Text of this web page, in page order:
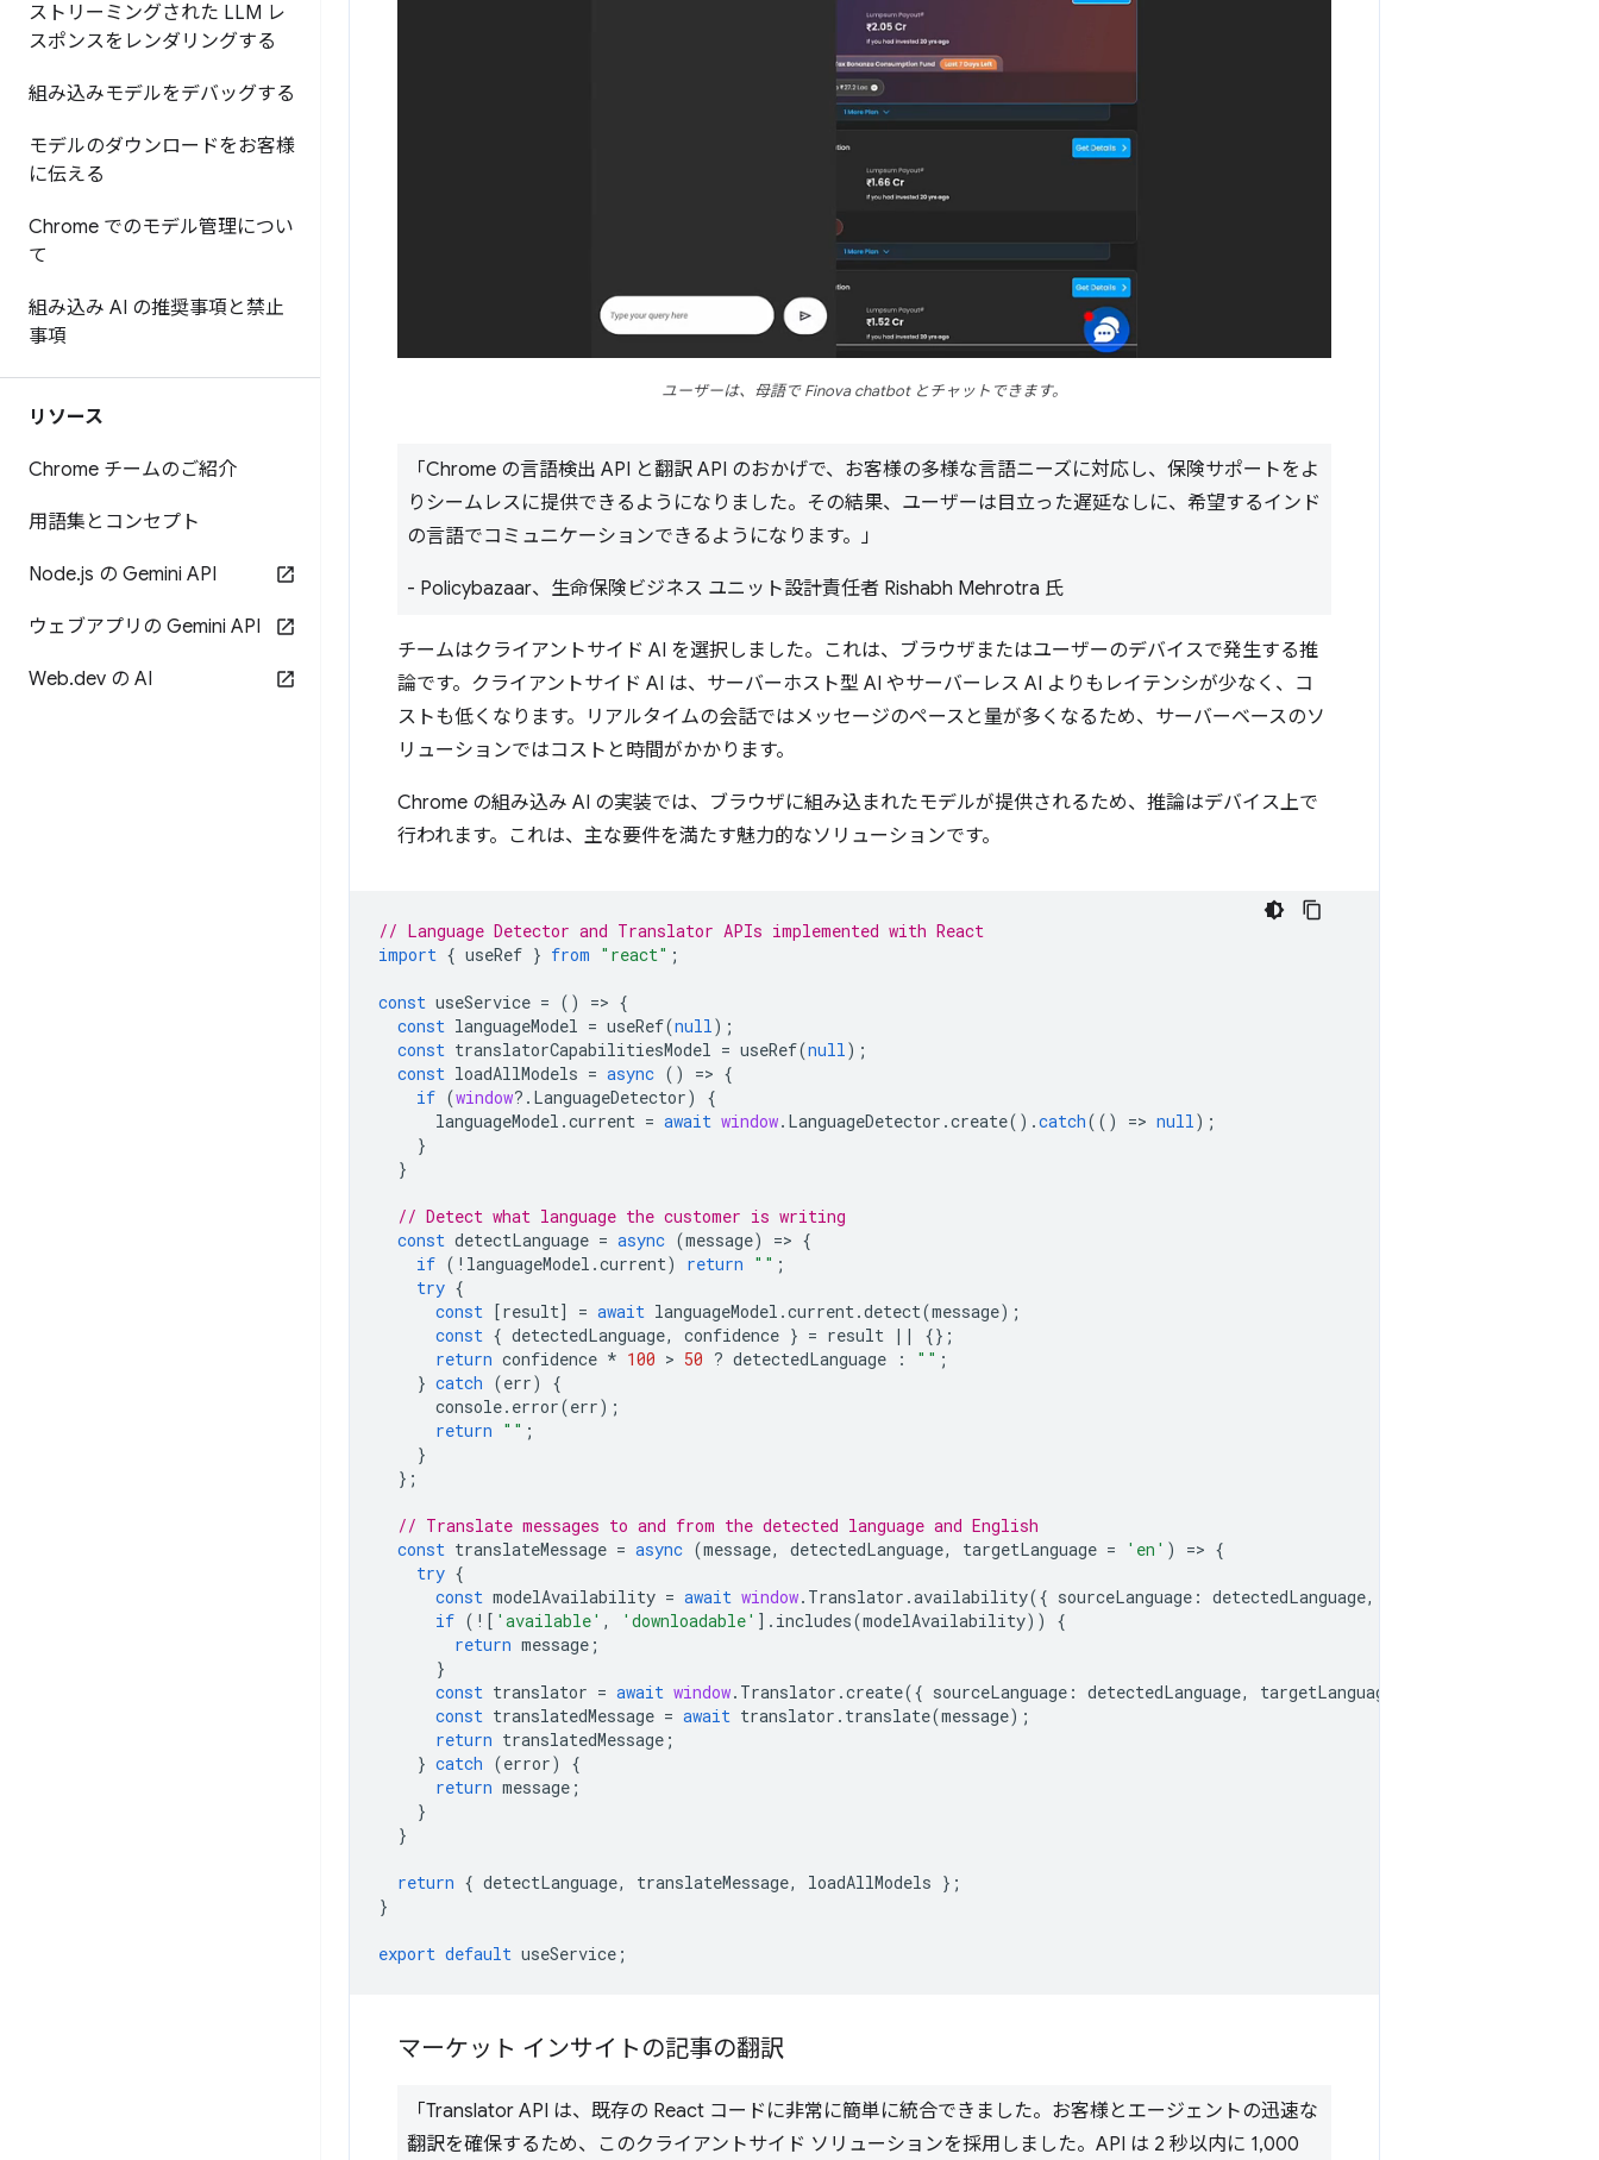
ストリーミングされた LLM レ
スポンスをレンダリングする
組み込みモデルをデバッグする
モデルのダウンロードをお客様
に伝える
Chrome でのモデル管理につい
て
組み込み AI の推奨事項と禁止
事項
リソース
Chrome チームのご紹介
用語集とコンセプト
Node.js の Gemini API
ウェブアプリの Gemini API
Web.dev の AI
ユーザーは、母語で Finova chatbot とチャットできます。
「Chrome の言語検出 API と翻訳 API のおかげで、お客様の多様な言語ニーズに対応し、保険サポートをよ
りシームレスに提供できるようになりました。その結果、ユーザーは目立った遅延なしに、希望するインド
の言語でコミュニケーションできるようになります。」
- Policybazaar、生命保険ビジネス ユニット設計責任者 Rishabh Mehrotra 氏
チームはクライアントサイド AI を選択しました。これは、ブラウザまたはユーザーのデバイスで発生する推
論です。クライアントサイド AI は、サーバーホスト型 AI やサーバーレス AI よりもレイテンシが少なく、コ
ストも低くなります。リアルタイムの会話ではメッセージのペースと量が多くなるため、サーバーベースのソ
リューションではコストと時間がかかります。
Chrome の組み込み AI の実装では、ブラウザに組み込まれたモデルが提供されるため、推論はデバイス上で
行われます。これは、主な要件を満たす魅力的なソリューションです。
// Language Detector and Translator APIs implemented with React
import { useRef } from "react" ;
const useService = () => {
const languageModel = useRef(null);
const translatorCapabilitiesModel = useRef(null);
const loadAllModels = async () => {
if (window? . LanguageDetector)
{
languageModel .current = await window. LanguageDetector .create().catch(() => null);
}
}
// Detect what language the customer is writing
const detectLanguage = async (message) => {
if ( ! languageModel .current) return "" ;
try {
const
[result] = await languageModel .current.detect(message);
const { detectedLanguage, confidence } = result ||
{};
return confidence * 100 > 50 ? detectedLanguage : "" ;
} catch (err)
{
console. error(err);
return "" ;
}
};
// Translate messages to and from the detected language and English
const translateMessage = async (message, detectedLanguage, targetLanguage = 'en' ) => {
try {
const modelAvailability = await window. Translator .availability({ sourceLanguage : detectedLanguage,
if ( ! [ 'available' , 'downloadable' ]. includes(modelAvailability))
{
return message ;
}
const translator = await window. Translator .create({ sourceLanguage : detectedLanguage, targetLanguage
const translatedMessage = await translator . translate(message);
return translatedMessage ;
} catch (error)
{
return message ;
}
}
return { detectLanguage, translateMessage, loadAllModels };
}
export default useService ;
マーケット インサイトの記事の翻訳
「Translator API は、既存の React コードに非常に簡単に統合できました。お客様とエージェントの迅速な
翻訳を確保するため、このクライアントサイド ソリューションを採用しました。API は 2 秒以内に 1,000